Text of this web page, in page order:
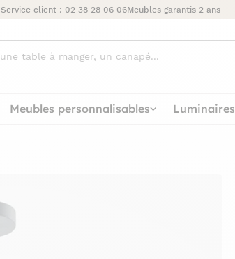
Service client : 02 38 28 06 06Meubles garantis 2 ans
Meubles personnalisables Luminaires